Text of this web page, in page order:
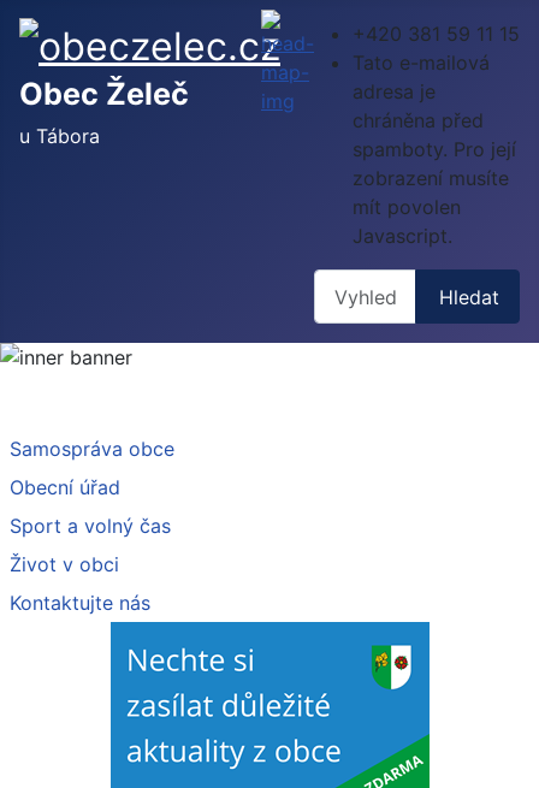
Obec Želeč
u Tábora
+420 381 59 11 15
Tato e-mailová
adresa je
chráněna před
spamboty. Pro její
zobrazení musíte
mít povolen
Javascript.
Hledat
Samospráva obce
Obecní úřad
Sport a volný čas
Život v obci
Kontaktujte nás